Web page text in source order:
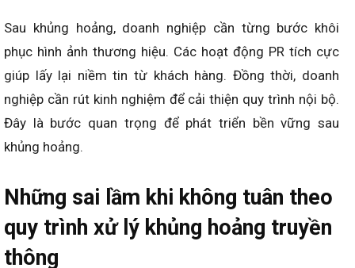
Sau khủng hoảng, doanh nghiệp cần từng bước khôi
phục hình ảnh thương hiệu. Các hoạt động PR tích cực
giúp lấy lại niềm tin từ khách hàng. Đồng thời, doanh
nghiệp cần rút kinh nghiệm để cải thiện quy trình nội bộ.
Đây là bước quan trọng để phát triển bền vững sau
khủng hoảng.
Những sai lầm khi không tuân theo
quy trình xử lý khủng hoảng truyền
thông